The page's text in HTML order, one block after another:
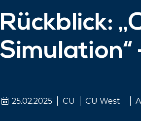
Rückblick:
Simulation“
25.02.2025 CU CU West